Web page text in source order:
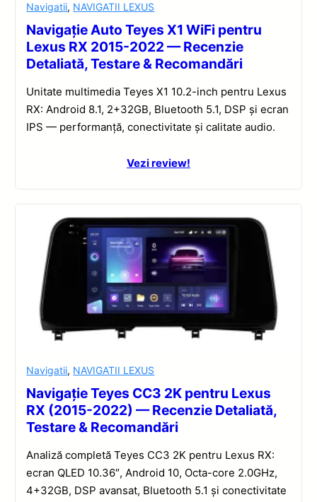
Navigatii, NAVIGATII LEXUS
Navigație Auto Teyes X1 WiFi pentru
Lexus RX 2015-2022 — Recenzie
Detaliată, Testare & Recomandări
Unitate multimedia Teyes X1 10.2-inch pentru Lexus
RX: Android 8.1, 2+32GB, Bluetooth 5.1, DSP și ecran
IPS — performanță, conectivitate și calitate audio.
Vezi review!
Navigatii, NAVIGATII LEXUS
Navigație Teyes CC3 2K pentru Lexus
RX (2015-2022) — Recenzie Detaliată,
Testare & Recomandări
Analiză completă Teyes CC3 2K pentru Lexus RX:
ecran QLED 10.36″, Android 10, Octa-core 2.0GHz,
4+32GB, DSP avansat, Bluetooth 5.1 și conectivitate